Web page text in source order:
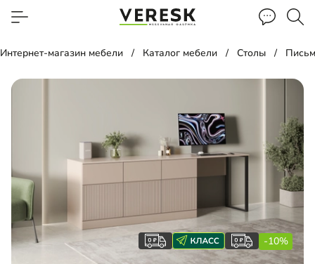
Интернет-магазин мебели Каталог мебели Столы
-10%